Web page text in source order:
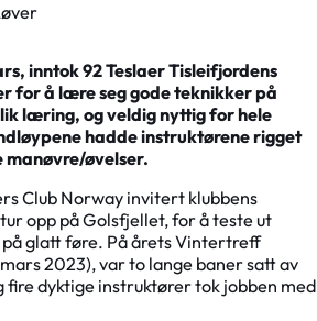
inntok 92 Teslaer Tisleifjordens
for å lære seg gode teknikker på
læring, og veldig nyttig for hele
hadde instruktørene rigget
øvelser.
Club Norway invitert klubbens
opp på Golsfjellet, for å teste ut
på glatt føre. På årets Vintertreff
2023), var to lange baner satt av
fire dyktige instruktører tok jobben med